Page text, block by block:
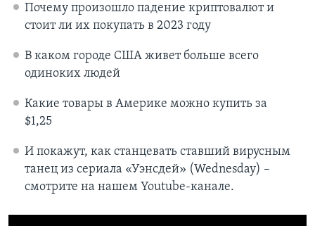
Почему произошло падение криптовалют и
стоит ли их покупать в 2023 году
В каком городе США живет больше всего
одиноких людей
Какие товары в Америке можно купить за
$1,25
И покажут, как станцевать ставший вирусным
танец из сериала «Уэнсдей» (Wednesday) –
смотрите на нашем Youtube-канале.